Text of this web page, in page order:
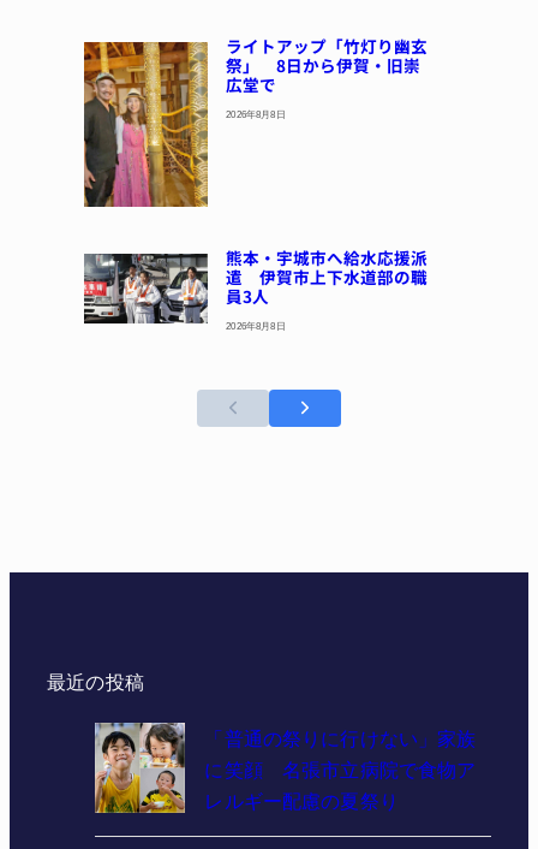
ライトアップ「竹灯り幽玄
祭」 8日から伊賀・旧崇
広堂で
2026年8月8日
熊本・宇城市へ給水応援派
遣 伊賀市上下水道部の職
員3人
2026年8月8日
最近の投稿
「普通の祭りに行けない」家族
に笑顔 名張市立病院で食物ア
レルギー配慮の夏祭り